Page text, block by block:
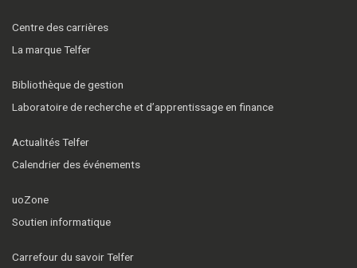
Centre des carrières
La marque Telfer
Bibliothèque de gestion
Laboratoire de recherche et d’apprentissage en finance
Actualités Telfer
Calendrier des événements
uoZone
Soutien informatique
Carrefour du savoir Telfer